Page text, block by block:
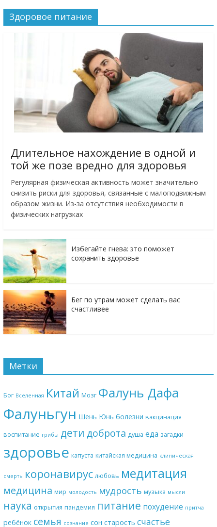
Здоровое питание
Длительное нахождение в одной и
той же позе вредно для здоровья
Регулярная физическая активность может значительно
снизить риски для здоровья, связанные с малоподвижным
образом жизни. Из-за отсутствия необходимости в
физических нагрузках
Избегайте гнева: это поможет
сохранить здоровье
Бег по утрам может сделать вас
счастливее
Метки
Бог Вселенная Китай Мозг Фалунь Дафа
Фалуньгун Шень Юнь болезни вакцинация
воспитание грибы дети доброта душа еда загадки
здоровье капуста китайская медицина клиническая
смерть коронавирус любовь медитация
медицина мир молодость мудрость музыка мысли
наука открытия пандемия питание похудение притча
ребёнок семья сознание сон старость счастье